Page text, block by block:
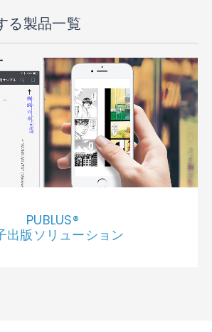
る製品一覧
PUBLUS®
出版ソリューション